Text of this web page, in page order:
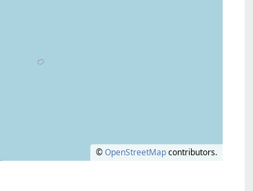
©OpenStreetMapcontributors.